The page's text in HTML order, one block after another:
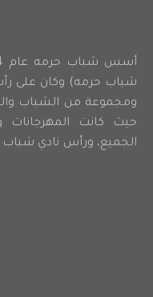
شباب حرمه) وكان على
ومجموعة من الشباب
حيث كانت المهرجانات
الجميع، ورأس نادي شباب